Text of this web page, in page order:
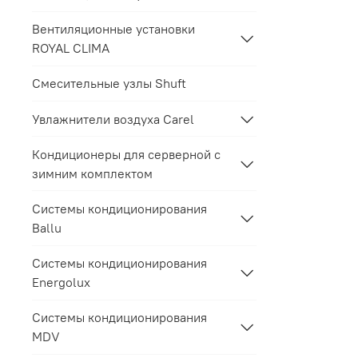
Вентиляционные установки
ROYAL CLIMA
Смесительные узлы Shuft
Увлажнители воздуха Carel
Кондиционеры для серверной с
зимним комплектом
Системы кондиционирования
Ballu
Системы кондиционирования
Energolux
Системы кондиционирования
MDV